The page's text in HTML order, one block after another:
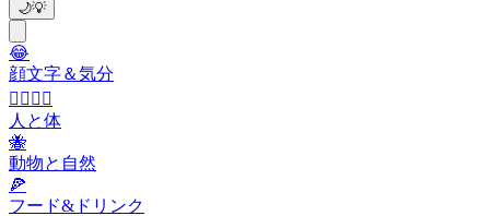
🌙💡
😂
顔文字＆気分
👩‍❤️‍💋‍👨
人と体
🐝
動物と自然
🍕
フード&ドリンク